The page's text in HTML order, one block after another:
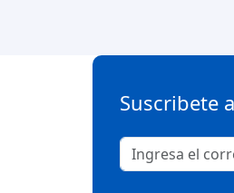
Suscribete